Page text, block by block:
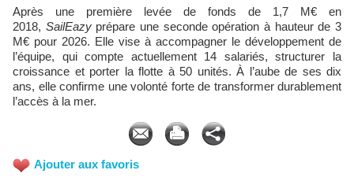
Après une première levée de fonds de 1,7 M€ en
2018, SailEazy prépare une seconde opération à hauteur de 3
M€ pour 2026. Elle vise à accompagner le développement de
l’équipe, qui compte actuellement 14 salariés, structurer la
croissance et porter la flotte à 50 unités. À l’aube de ses dix
ans, elle confirme une volonté forte de transformer durablement
l’accès à la mer.
Ajouter aux favoris